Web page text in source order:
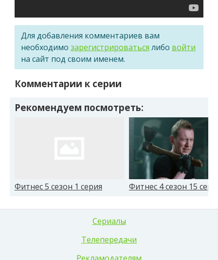
Для добавления комментариев вам
необходимо зарегистрироваться либо войти
на сайт под своим именем.
Комментарии к серии
Рекомендуем посмотреть:
Фитнес 5 сезон 1 серия Фитнес 4 сезон 15
Сериалы
Телепередачи